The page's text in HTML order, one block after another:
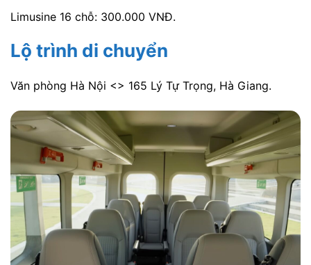
Limusine 16 chỗ: 300.000 VNĐ.
Lộ trình di chuyển
Văn phòng Hà Nội <> 165 Lý Tự Trọng, Hà Giang.